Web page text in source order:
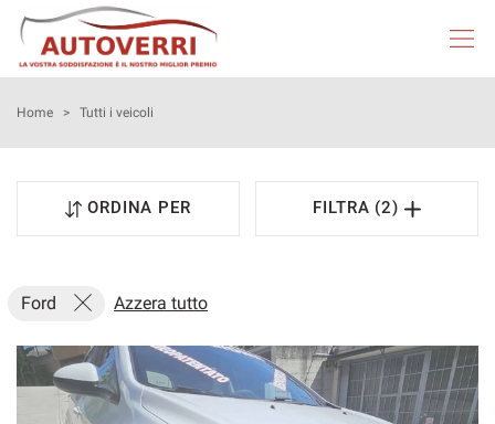
HOME
NEOPATENTATI
ACQUISTIAMO USATO
ASSISTENZA
Home > Tutti i veicoli
ORDINA PER FILTRA (2)
Ford Azzera tutto